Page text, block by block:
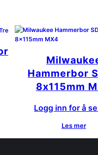
Hammerbor
8x115mm
Logg inn for å
Les mer